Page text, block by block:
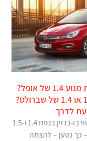
שילמתם כסף לתיקון או החלפת מנוע 1.4 של אופל?
קבלו פיצוי. נדפק לכם מנוע 1.5 או 1.4 של שברולט?
לדרך
כשל הנדסי (נוסף) בתכנון מנועי הטורבו-בנזין בנפח 1.4 ו-1.5
כך נטען – להצתה